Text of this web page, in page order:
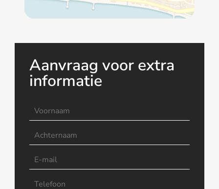
Aanvraag voor extra
informatie